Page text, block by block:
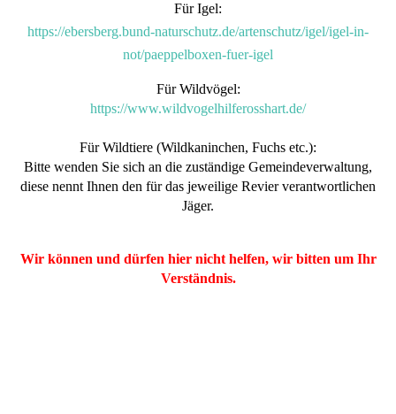
Für Igel:
https://ebersberg.bund-naturschutz.de/artenschutz/igel/igel-in-
not/paeppelboxen-fuer-igel
Für Wildvögel:
https://www.wildvogelhilferosshart.de/
Für Wildtiere (Wildkaninchen, Fuchs etc.):
Bitte wenden Sie sich an die zuständige Gemeindeverwaltung,
diese nennt Ihnen den für das jeweilige Revier verantwortlichen
Jäger.
Wir können und dürfen hier nicht helfen, wir bitten um Ihr
Verständnis.